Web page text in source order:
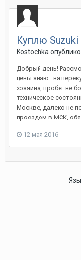
Куплю
Kostochka
Добрый день!
цены знаю...на
хозяина, пробег не
техническое
Москве, далеко не
проездом в МСК,
12 мая 2016